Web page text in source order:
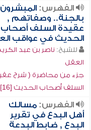
الفهرس:المبشرون
بالجنة.. وصفاتهم ,
عقيدة السلف أصحاب
الحديث في عواقب
للشيخ: ناصر بن عبد
العقل
جزء من محاضرة ( شرح
السلف أصحاب الحديث [16])
الفهرس:مسالك
أهل البدع في تقرير
البدع , ضابط البدعة